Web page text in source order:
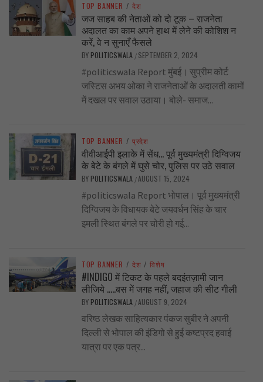
TOP BANNER / देश
जज साहब की नेताओं को दो टूक – राजनेता
अदालत का काम अपने हाथ में लेने की कोशिश न
करें, वे न सुनाएँ फैसले
BY POLITICSWALA / SEPTEMBER 2, 2024
#politicswala Report मुंबई। सुप्रीम कोर्ट
जस्टिस अभय ओका ने राजनेताओं के अदालती कामों
में दखल पर सवाल उठाया। बोले- समाज...
TOP BANNER / प्रदेश
वीवीआईपी इलाके में सेंध… पूर्व मुख्यमंत्री दिग्विजय
के बेटे के बंगले में घुसे चोर, पुलिस पर उठे सवाल
BY POLITICSWALA /AUGUST 15, 2024
#politicswala Report भोपाल। पूर्व मुख्यमंत्री
दिग्विजय के विधायक बेटे जयवर्धन सिंह के चार
इमली स्थित बंगले पर चोरी हो गई...
TOP BANNER / देश / विशेष
#INDIGO में टिकट के पहले बदइंतज़ामी जान
लीजिये …..बस में जगह नहीं, जहाज की सीट गीली
BY POLITICSWALA /AUGUST 9, 2024
वरिष्ठ लेखक साहित्यकार पंकज सुबीर ने अपनी
दिल्ली से भोपाल की इंडिगो से हुई कष्टप्रद हवाई
यात्रा पर एक पत्र...